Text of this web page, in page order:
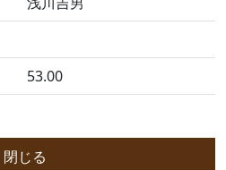
53.00
閉じる